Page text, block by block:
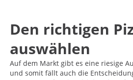
Den richtigen
auswählen
Auf dem Markt gibt es eine riesige
und somit fällt auch die